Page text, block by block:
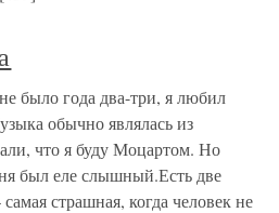
было года два-три, я любил
обычно являлась из
что я буду Моцартом. Но
был еле слышный.Есть две
страшная, когда человек не